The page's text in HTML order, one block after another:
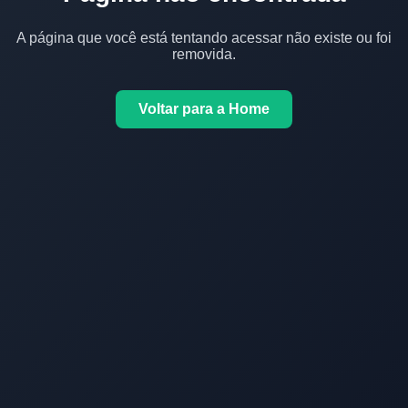
A página que você está tentando acessar não existe ou foi
removida.
Voltar para a Home